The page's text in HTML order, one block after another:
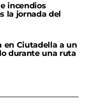
incendios
la jornada del
en Ciutadella a un
durante una ruta